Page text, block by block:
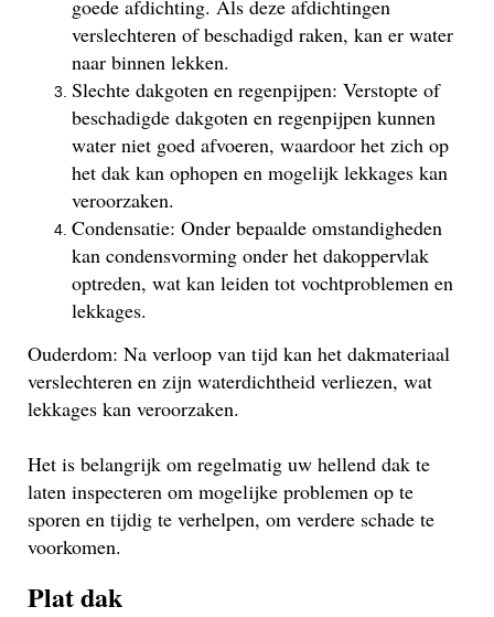
goede afdichting. Als deze afdichtingen
verslechteren of beschadigd raken, kan er water
naar binnen lekken.
Slechte dakgoten en regenpijpen: Verstopte of
beschadigde dakgoten en regenpijpen kunnen
water niet goed afvoeren, waardoor het zich op
het dak kan ophopen en mogelijk lekkages kan
veroorzaken.
Condensatie: Onder bepaalde omstandigheden
kan condensvorming onder het dakoppervlak
optreden, wat kan leiden tot vochtproblemen en
lekkages.
Ouderdom: Na verloop van tijd kan het dakmateriaal
verslechteren en zijn waterdichtheid verliezen, wat
lekkages kan veroorzaken.
Het is belangrijk om regelmatig uw hellend dak te
laten inspecteren om mogelijke problemen op te
sporen en tijdig te verhelpen, om verdere schade te
voorkomen.
Plat dak